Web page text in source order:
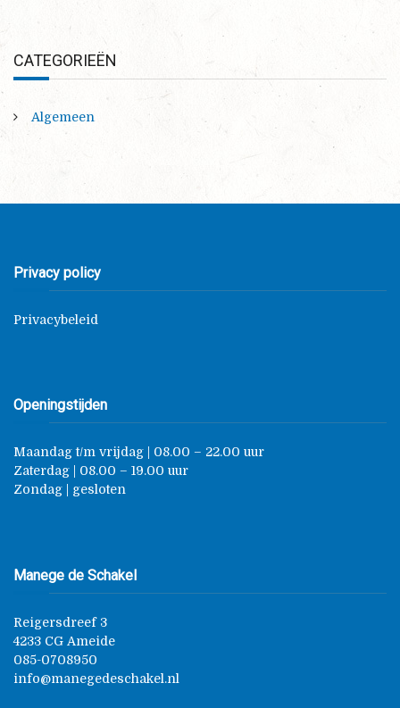
CATEGORIEËN
Algemeen
Privacy policy
Privacybeleid
Openingstijden
Maandag t/m vrijdag | 08.00 – 22.00 uur
Zaterdag | 08.00 – 19.00 uur
Zondag | gesloten
Manege de Schakel
Reigersdreef 3
4233 CG Ameide
085-0708950
info@manegedeschakel.nl